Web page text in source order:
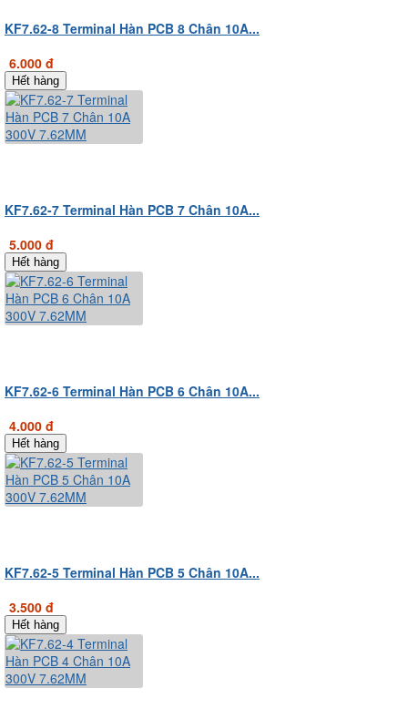
KF7.62-8 Terminal Hàn PCB 8 Chân 10A...
6.000 đ
Hết hàng
KF7.62-7 Terminal Hàn PCB 7 Chân 10A...
5.000 đ
Hết hàng
KF7.62-6 Terminal Hàn PCB 6 Chân 10A...
4.000 đ
Hết hàng
KF7.62-5 Terminal Hàn PCB 5 Chân 10A...
3.500 đ
Hết hàng